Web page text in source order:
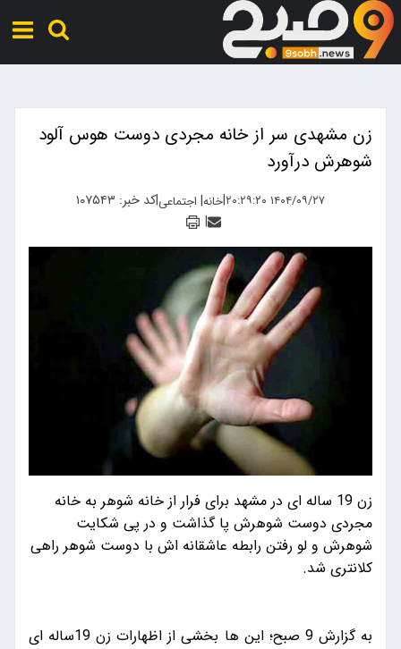
زن مشهدی سر از خانه مجردی دوست هوس آلود
شوهرش درآورد
۱۴۰۴/۰۹/۲۷ ۲۰:۲۹:۲۰ |خانه| اجتماعی|کد خبر: ۱۰۷۵۴۳
|
زن 19 ساله ای در مشهد برای فرار از خانه شوهر به خانه
مجردی دوست شوهرش پا گذاشت و در پی شکایت
شوهرش و لو رفتن رابطه عاشقانه اش با دوست شوهر راهی
کلانتری شد.
به گزارش 9 صبح؛ این ها بخشی از اظهارات زن 19ساله ای